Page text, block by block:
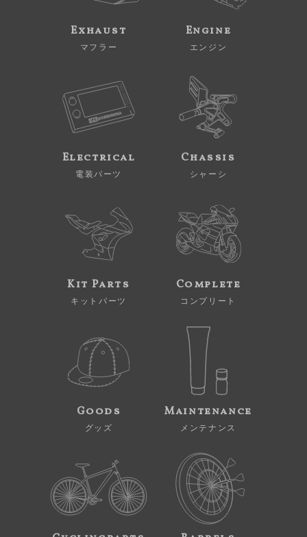
Exhaust
マフラー
Engine
エンジン
Electrical
電装パーツ
Chassis
シャーシ
Kit Parts
キットパーツ
Complete
コンプリート
Goods
グッズ
Maintenance
メンテナンス